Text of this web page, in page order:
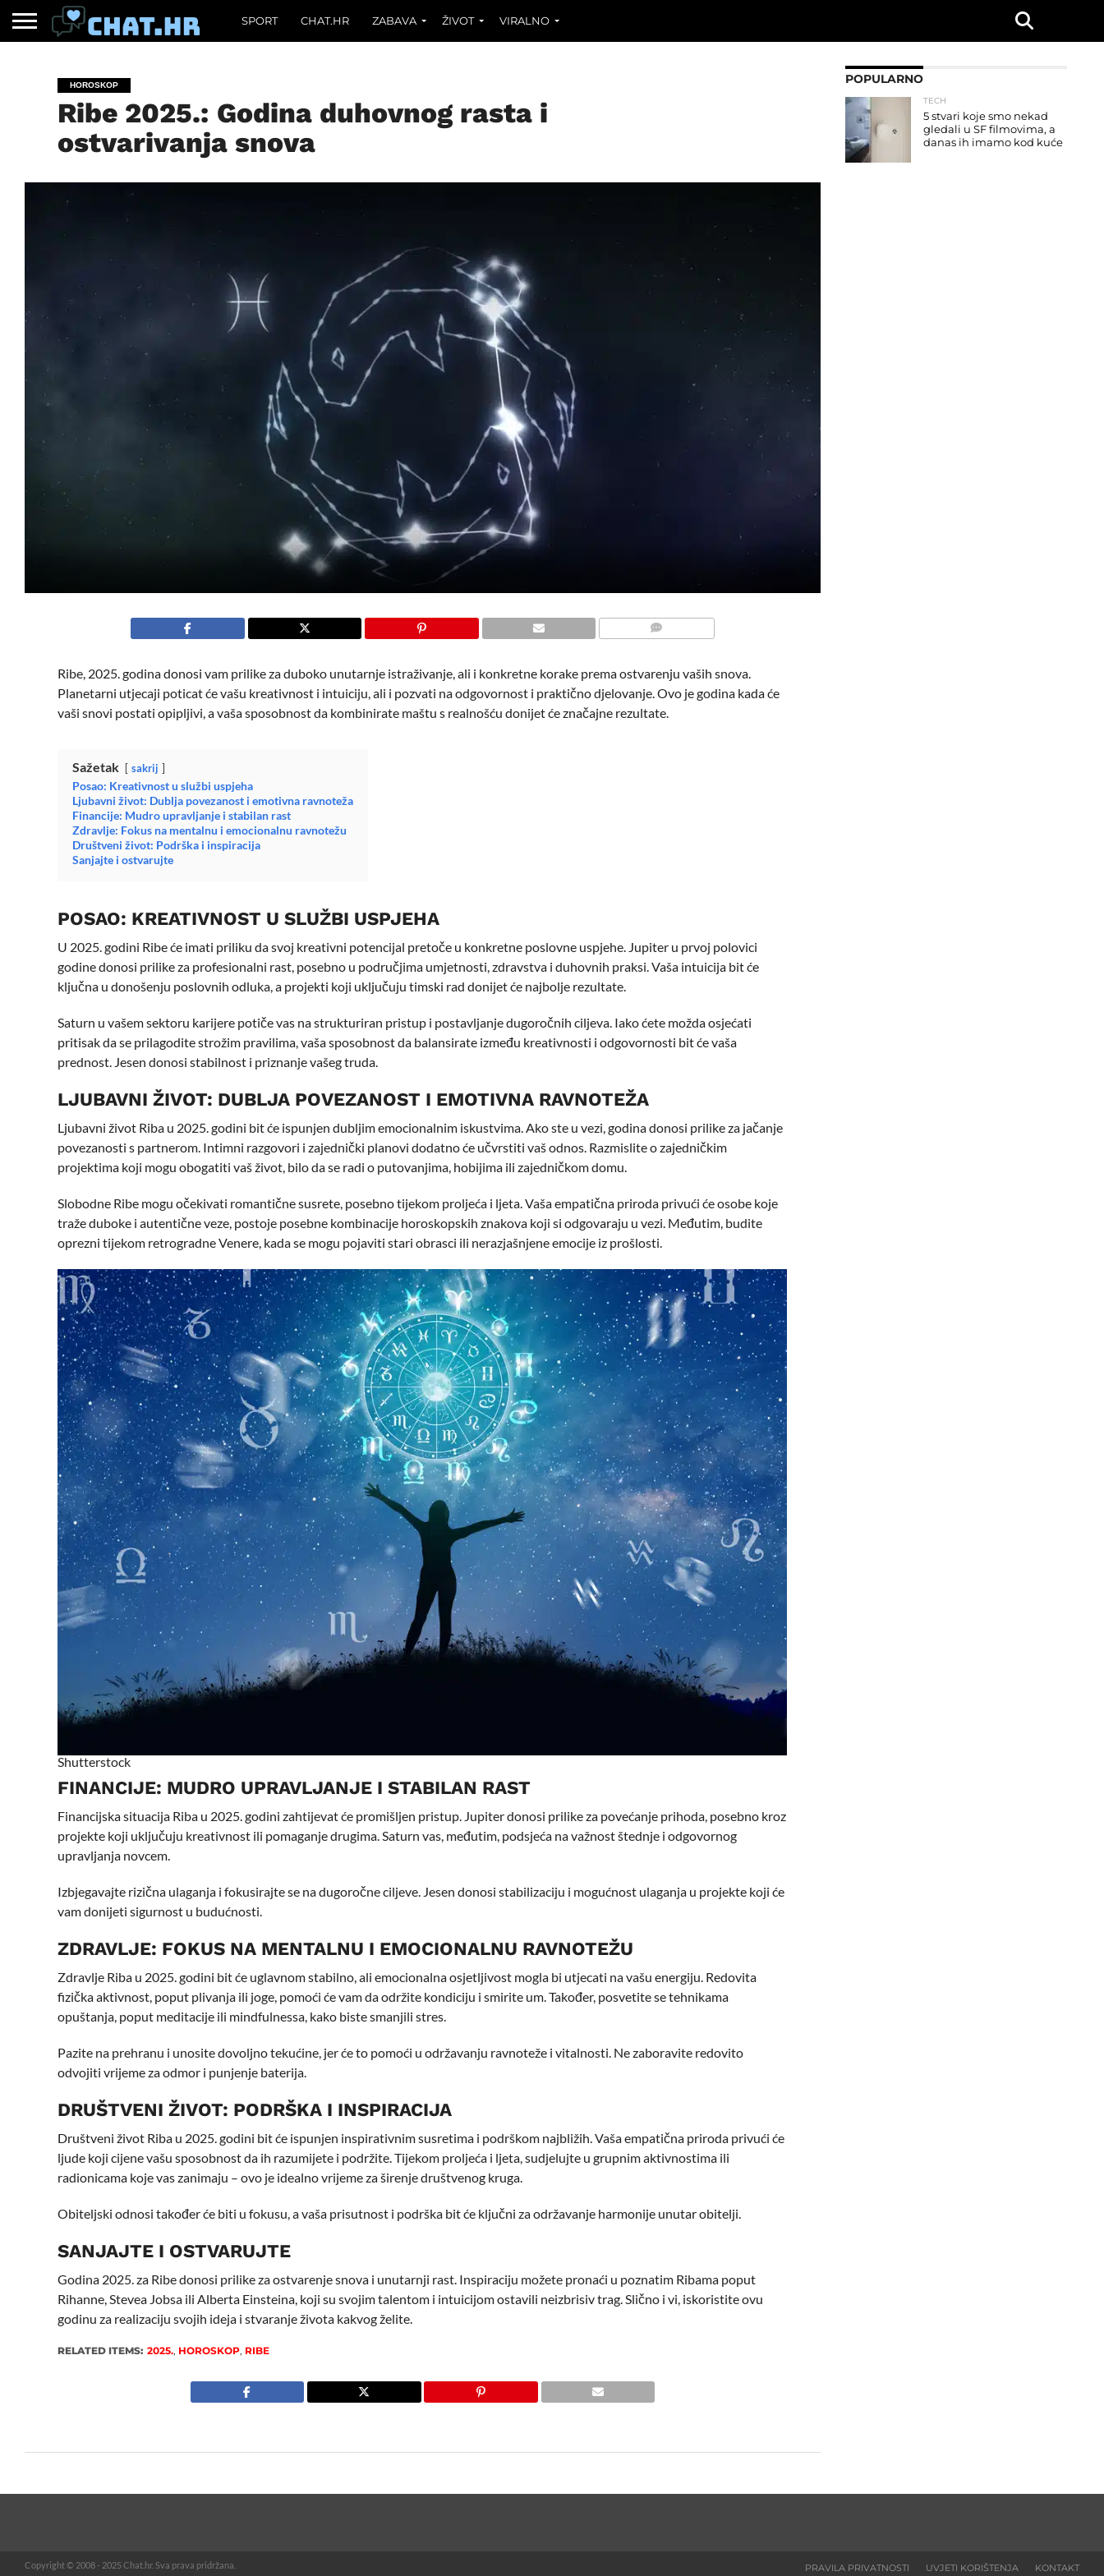
SPORT CHAT.HR ZABAVA ŽIVOT VIRALNO
HOROSKOP
Ribe 2025.: Godina duhovnog rasta i
ostvarivanja snova
Ribe, 2025. godina donosi vam prilike za duboko unutarnje istraživanje, ali i konkretne korake prema ostvarenju vaših snova.
Planetarni utjecaji poticat će vašu kreativnost i intuiciju, ali i pozvati na odgovornost i praktično djelovanje. Ovo je godina kada će
vaši snovi postati opipljivi, a vaša sposobnost da kombinirate maštu s realnošću donijet će značajne rezultate.
Sažetak sakrij
Posao: Kreativnost u službi uspjeha
Ljubavni život: Dublja povezanost i emotivna ravnoteža
Financije: Mudro upravljanje i stabilan rast
Zdravlje: Fokus na mentalnu i emocionalnu ravnotežu
Društveni život: Podrška i inspiracija
Sanjajte i ostvarujte
POSAO: KREATIVNOST U SLUŽBI USPJEHA
U 2025. godini Ribe će imati priliku da svoj kreativni potencijal pretoče u konkretne poslovne uspjehe. Jupiter u prvoj polovici
godine donosi prilike za profesionalni rast, posebno u područjima umjetnosti, zdravstva i duhovnih praksi. Vaša intuicija bit će
ključna u donošenju poslovnih odluka, a projekti koji uključuju timski rad donijet će najbolje rezultate.
Saturn u vašem sektoru karijere potiče vas na strukturiran pristup i postavljanje dugoročnih ciljeva. Iako ćete možda osjećati
pritisak da se prilagodite strožim pravilima, vaša sposobnost da balansirate između kreativnosti i odgovornosti bit će vaša
prednost. Jesen donosi stabilnost i priznanje vašeg truda.
LJUBAVNI ŽIVOT: DUBLJA POVEZANOST I EMOTIVNA RAVNOTEŽA
Ljubavni život Riba u 2025. godini bit će ispunjen dubljim emocionalnim iskustvima. Ako ste u vezi, godina donosi prilike za jačanje
povezanosti s partnerom. Intimni razgovori i zajednički planovi dodatno će učvrstiti vaš odnos. Razmislite o zajedničkim
projektima koji mogu obogatiti vaš život, bilo da se radi o putovanjima, hobijima ili zajedničkom domu.
Slobodne Ribe mogu očekivati romantične susrete, posebno tijekom proljeća i ljeta. Vaša empatična priroda privući će osobe koje
traže duboke i autentične veze, postoje posebne kombinacije horoskopskih znakova koji si odgovaraju u vezi. Međutim, budite
oprezni tijekom retrogradne Venere, kada se mogu pojaviti stari obrasci ili nerazjašnjene emocije iz prošlosti.
Shutterstock
FINANCIJE: MUDRO UPRAVLJANJE I STABILAN RAST
Financijska situacija Riba u 2025. godini zahtijevat će promišljen pristup. Jupiter donosi prilike za povećanje prihoda, posebno kroz
projekte koji uključuju kreativnost ili pomaganje drugima. Saturn vas, međutim, podsjeća na važnost štednje i odgovornog
upravljanja novcem.
Izbjegavajte rizična ulaganja i fokusirajte se na dugoročne ciljeve. Jesen donosi stabilizaciju i mogućnost ulaganja u projekte koji će
vam donijeti sigurnost u budućnosti.
ZDRAVLJE: FOKUS NA MENTALNU I EMOCIONALNU RAVNOTEŽU
Zdravlje Riba u 2025. godini bit će uglavnom stabilno, ali emocionalna osjetljivost mogla bi utjecati na vašu energiju. Redovita
fizička aktivnost, poput plivanja ili joge, pomoći će vam da održite kondiciju i smirite um. Također, posvetite se tehnikama
opuštanja, poput meditacije ili mindfulnessa, kako biste smanjili stres.
Pazite na prehranu i unosite dovoljno tekućine, jer će to pomoći u održavanju ravnoteže i vitalnosti. Ne zaboravite redovito
odvojiti vrijeme za odmor i punjenje baterija.
DRUŠTVENI ŽIVOT: PODRŠKA I INSPIRACIJA
Društveni život Riba u 2025. godini bit će ispunjen inspirativnim susretima i podrškom najbližih. Vaša empatična priroda privući će
ljude koji cijene vašu sposobnost da ih razumijete i podržite. Tijekom proljeća i ljeta, sudjelujte u grupnim aktivnostima ili
radionicama koje vas zanimaju – ovo je idealno vrijeme za širenje društvenog kruga.
Obiteljski odnosi također će biti u fokusu, a vaša prisutnost i podrška bit će ključni za održavanje harmonije unutar obitelji.
SANJAJTE I OSTVARUJTE
Godina 2025. za Ribe donosi prilike za ostvarenje snova i unutarnji rast. Inspiraciju možete pronaći u poznatim Ribama poput
Rihanne, Stevea Jobsa ili Alberta Einsteina, koji su svojim talentom i intuicijom ostavili neizbrisiv trag. Slično i vi, iskoristite ovu
godinu za realizaciju svojih ideja i stvaranje života kakvog želite.
RELATED ITEMS: 2025., HOROSKOP, RIBE
POPULARNO
TECH
5 stvari koje smo nekad
gledali u SF filmovima, a
danas ih imamo kod kuće
PRAVILA PRIVATNOSTI UVJETI KORIŠTENJA KONTAKT
Copyright © 2008 - 2025 Chat.hr. Sva prava pridržana.